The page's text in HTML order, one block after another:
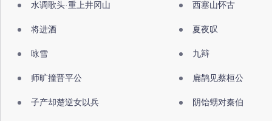
水调歌头·重上井冈山 西塞山怀古
将进酒 夏夜叹
咏雪 九辩
师旷撞晋平公 扁鹊见蔡桓公
子产却楚逆女以兵 阴饴甥对秦伯